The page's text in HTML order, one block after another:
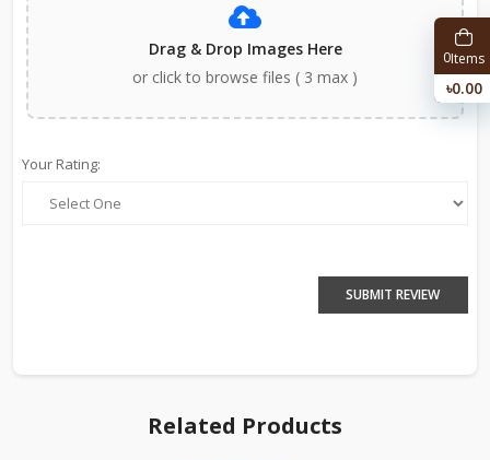
Drag & Drop Images Here
or click to browse files ( 3 max )
Your Rating:
SUBMIT REVIEW
Related Products
0Items
৳0.00